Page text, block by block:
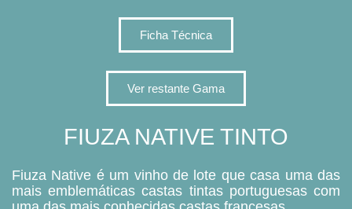
Ficha Técnica
Ver restante Gama
FIUZA NATIVE TINTO
Fiuza Native é um vinho de lote que casa uma das
mais emblemáticas castas tintas portuguesas com